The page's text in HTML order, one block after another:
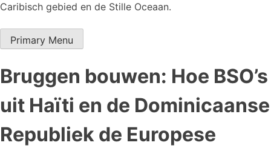
Caribisch gebied en de Stille Oceaan.
Primary Menu
Bruggen bouwen: Hoe BSO’s
uit Haïti en de Dominicaanse
Republiek de Europese